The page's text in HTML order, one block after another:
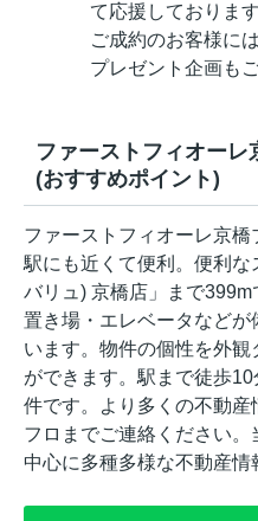
て応援しております
ご成約のお客様に
プレゼント企画も
ファーストフィオーレ
(おすすめポイント)
ファーストフィオーレ京
駅にも近くて便利。便利
バリュ) 京橋店」まで
置き場・エレベータなど
います。物件の個性を外
ができます。駅まで徒歩
件です。より多くの不動
フロまでご連絡ください
中心に多種多様な不動産情